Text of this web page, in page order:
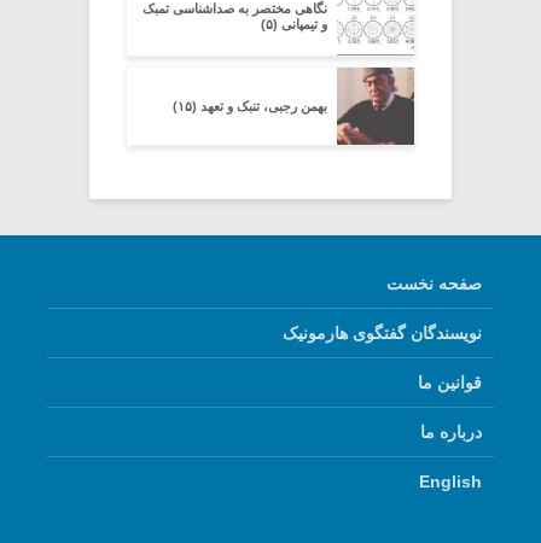
نگاهی مختصر به صداشناسی تمبک
و تیمپانی (۵)
بهمن رجبی، تنبک و تعهد (۱۵)
صفحه نخست
نویسندگان گفتگوی هارمونیک
قوانین ما
درباره ما
English